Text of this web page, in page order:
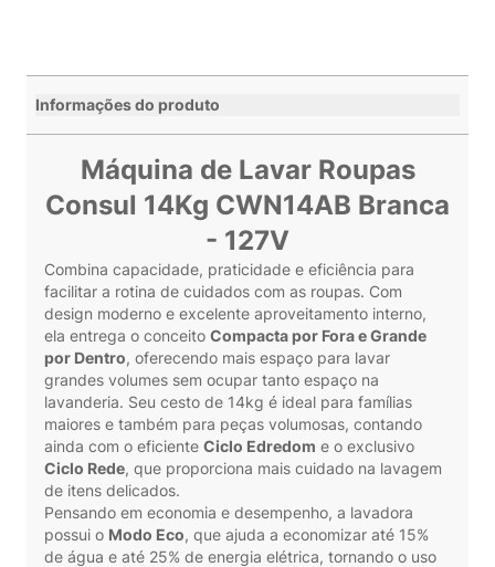
Informações do produto
Máquina de Lavar Roupas
Consul 14Kg CWN14AB Branca
- 127V
Combina capacidade, praticidade e eficiência para
facilitar a rotina de cuidados com as roupas. Com
design moderno e excelente aproveitamento interno,
ela entrega o conceito Compacta por Fora e Grande
por Dentro, oferecendo mais espaço para lavar
grandes volumes sem ocupar tanto espaço na
lavanderia. Seu cesto de 14kg é ideal para famílias
maiores e também para peças volumosas, contando
ainda com o eficiente Ciclo Edredom e o exclusivo
Ciclo Rede, que proporciona mais cuidado na lavagem
de itens delicados.
Pensando em economia e desempenho, a lavadora
possui o Modo Eco, que ajuda a economizar até 15%
de água e até 25% de energia elétrica, tornando o uso